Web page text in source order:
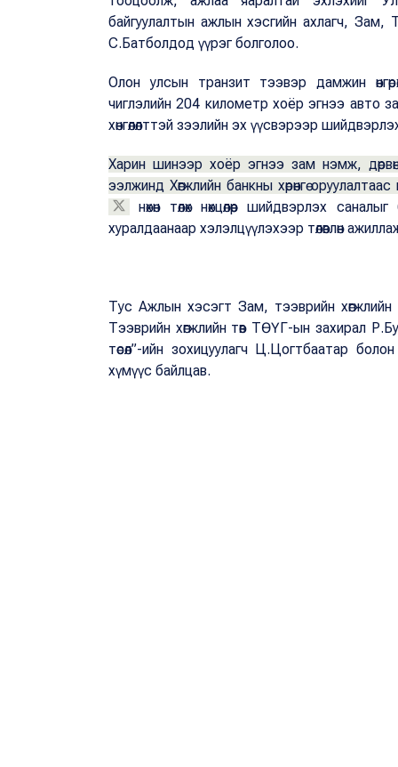
байгуулалтын ажлын хэсгийн ахлагч, Зам,
С.Батболдод үүрэг болголоо.
Олон улсын транзит тээвэр дамжин
чиглэлийн 204 километр хоёр эгнээ авто
хөнгөлөлттэй зээлийн эх үүсвэрээр
Харин шинээр хоёр эгнээ зам нэмж, дөрвөн
ээлжинд Хөгжлийн банкны хөрөнгө
нөхөн төлөх нөхцөлөөр шийдвэрлэх
хуралдаанаар хэлэлцүүлэхээр төлөвлөн
Тус Ажлын хэсэгт Зам, тээврийн
Тээврийн хөгжлийн төв ТӨҮГ-ын захирал
төсөл”-ийн зохицуулагч Ц.Цогтбаатар
хүмүүс байлцав.